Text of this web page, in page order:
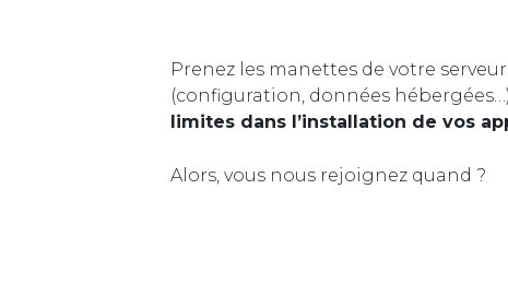
Prenez les manettes de votre
(configuration, données hébergées…)
limites dans l’installation de vos
Alors, vous nous rejoignez quand ?